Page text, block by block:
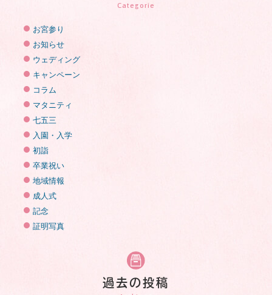
Categorie
お宮参り
お知らせ
ウェディング
キャンペーン
コラム
マタニティ
七五三
入園・入学
初詣
卒業祝い
地域情報
成人式
記念
証明写真
過去の投稿